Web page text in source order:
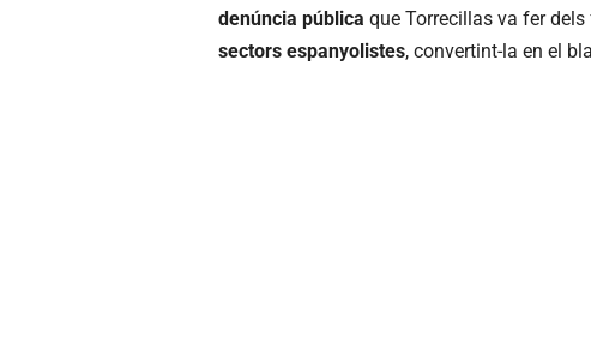
denúncia pública que Torrecillas va fer dels
sectors espanyolistes, convertint-la en el